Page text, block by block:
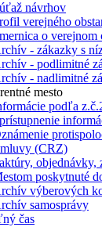
návrhov
verejného
o verejnom
- zákazky s
- podlimitné
- nadlimitné
mesto
podľa
(CRZ)
objednávky,
poskytnuté
výberových
samosprávy
čas